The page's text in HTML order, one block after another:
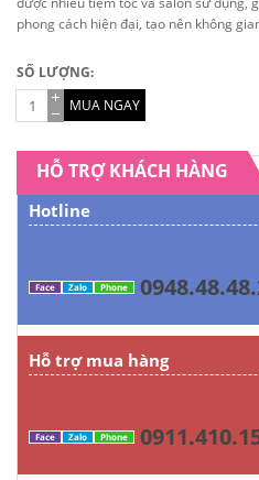
phong cách hiện đại, tạo nên không
SỐ LƯỢNG:
MUA NGAY
HỖ TRỢ KHÁCH HÀNG
Hotline
Face Zalo Phone
Hỗ trợ mua hàng
Face Zalo Phone